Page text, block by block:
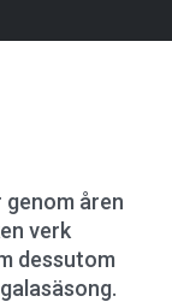
åren
verk
dessutom